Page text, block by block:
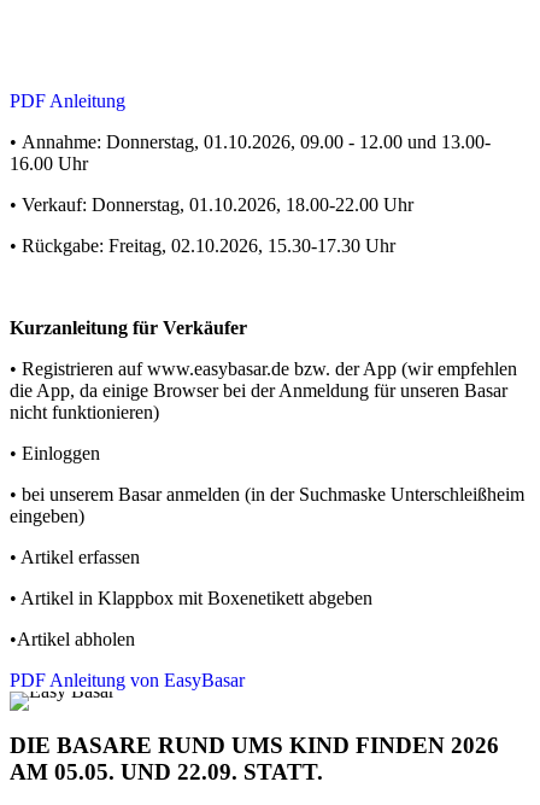
PDF Anleitung
• Annahme: Donnerstag, 01.10.2026, 09.00 - 12.00 und 13.00-
16.00 Uhr
• Verkauf: Donnerstag, 01.10.2026, 18.00-22.00 Uhr
• Rückgabe: Freitag, 02.10.2026, 15.30-17.30 Uhr
Kurzanleitung für Verkäufer
• Registrieren auf www.easybasar.de bzw. der App (wir empfehlen
die App, da einige Browser bei der Anmeldung für unseren Basar
nicht funktionieren)
• Einloggen
• bei unserem Basar anmelden (in der Suchmaske Unterschleißheim
eingeben)
• Artikel erfassen
• Artikel in Klappbox mit Boxenetikett abgeben
•Artikel abholen
PDF Anleitung von EasyBasar
DIE BASARE RUND UMS KIND FINDEN 2026
AM 05.05. UND 22.09. STATT.